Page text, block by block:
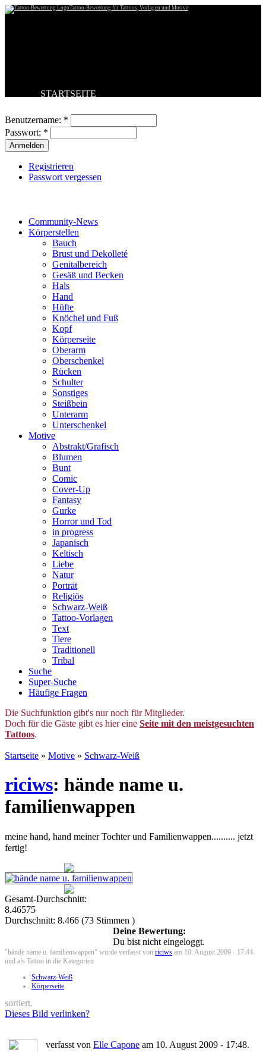
Tattoo-Bewertung für Tattoos, Vorlagen und Motive
STARTSEITE
BESTE TATTOOS
NEUESTE TATTOOS
KOMMENTARE
FORUM
Benutzername: *
Passwort: *
Registrieren
Passwort vergessen
Community-News
Körperstellen
Bauch
Brust und Dekolleté
Genitalbereich
Gesäß und Becken
Hals
Hand
Hüfte
Knöchel und Fuß
Kopf
Körperseite
Oberarm
Oberschenkel
Rücken
Schulter
Sonstiges
Steißbein
Unterarm
Unterschenkel
Motive
Abstrakt/Grafisch
Blumen
Bunt
Comic
Cover-Up
Fantasy
Gurke
Horror und Tod
in progress
Japanisch
Keltisch
Liebe
Natur
Porträt
Religiös
Schwarz-Weiß
Tattoo-Vorlagen
Text
Tiere
Traditionell
Tribal
Suche
Super-Suche
Häufige Fragen
Die Suchfunktion gibt's nur noch für Mitglieder.
Doch für die Gäste gibt es hier eine Seite mit den meistgesuchten
Tattoos.
Startseite » Motive » Schwarz-Weiß
riciws: hände name u.
familienwappen
meine hand, hand meiner Tochter und Familienwappen.......... jetzt
fertig!
Gesamt-Durchschnitt:
8.46575
Durchschnitt: 8.466 (73 Stimmen )
Deine Bewertung:
Du bist nicht eingeloggt.
"hände name u. familienwappen" wurde verfasst von riciws am 10. August 2009 - 17:44.
und als Tattoo in die Kategorien
Schwarz-Weiß
Körperseite
sortiert.
Dieses Bild verlinken?
verfasst von Elle Capone am 10. August 2009 - 17:48.